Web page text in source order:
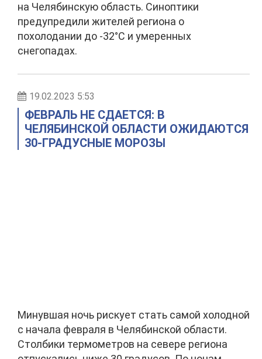
на Челябинскую область. Синоптики
предупредили жителей региона о
похолодании до -32°C и умеренных
снегопадах.
19.02.2023 5:53
ФЕВРАЛЬ НЕ СДАЕТСЯ: В
ЧЕЛЯБИНСКОЙ ОБЛАСТИ ОЖИДАЮТСЯ
30-ГРАДУСНЫЕ МОРОЗЫ
Минувшая ночь рискует стать самой холодной
с начала февраля в Челябинской области.
Столбики термометров на севере региона